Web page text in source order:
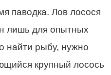
паводка. Лов лосося
лишь для опытных
найти рыбу, нужно
крупный лосось